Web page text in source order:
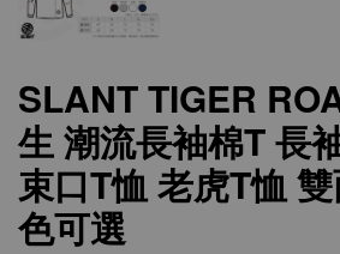
SLANT TIGER
生 潮流長袖棉T 長
束口T恤 老虎T恤
色可選